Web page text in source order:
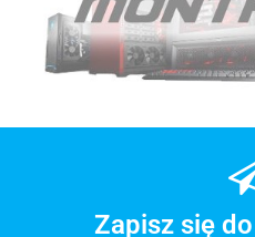
Zapisz się